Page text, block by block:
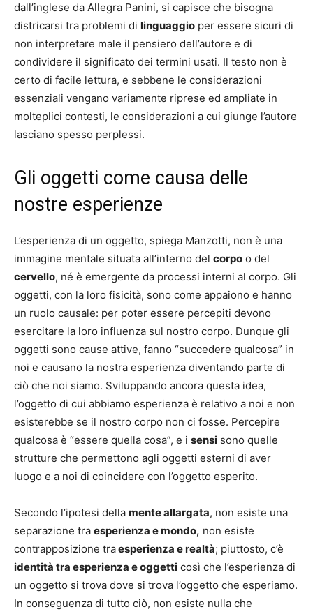
dall’inglese da Allegra Panini, si capisce che bisogna
districarsi tra problemi di linguaggio per essere sicuri di
non interpretare male il pensiero dell’autore e di
condividere il significato dei termini usati. Il testo non è
certo di facile lettura, e sebbene le considerazioni
essenziali vengano variamente riprese ed ampliate in
molteplici contesti, le considerazioni a cui giunge l’autore
lasciano spesso perplessi.
Gli oggetti come causa delle
nostre esperienze
L’esperienza di un oggetto, spiega Manzotti, non è una
immagine mentale situata all’interno del corpo o del
cervello, né è emergente da processi interni al corpo. Gli
oggetti, con la loro fisicità, sono come appaiono e hanno
un ruolo causale: per poter essere percepiti devono
esercitare la loro influenza sul nostro corpo. Dunque gli
oggetti sono cause attive, fanno “succedere qualcosa” in
noi e causano la nostra esperienza diventando parte di
ciò che noi siamo. Sviluppando ancora questa idea,
l’oggetto di cui abbiamo esperienza è relativo a noi e non
esisterebbe se il nostro corpo non ci fosse. Percepire
qualcosa è “essere quella cosa”, e i sensi sono quelle
strutture che permettono agli oggetti esterni di aver
luogo e a noi di coincidere con l’oggetto esperito.
Secondo l’ipotesi della mente allargata, non esiste una
separazione tra esperienza e mondo, non esiste
contrapposizione traesperienza e realtà; piuttosto, c’è
identità tra esperienza e oggetti così che l’esperienza di
un oggetto si trova dove si trova l’oggetto che esperiamo.
In conseguenza di tutto ciò, non esiste nulla che